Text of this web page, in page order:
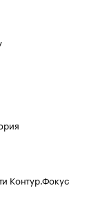
Контур.Фокус